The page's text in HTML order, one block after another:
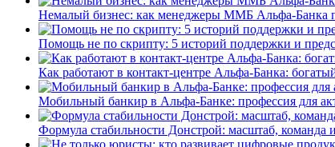
Немалый бизнес: как менеджеры ММБ Альфа-Банка
Помощь не по скрипту: 5 историй поддержки и
Как работают в контакт-центре Альфа-Банка:
Мобильный банкир в Альфа-Банке: профессия для
Формула стабильности Донстрой: масштаб, команда